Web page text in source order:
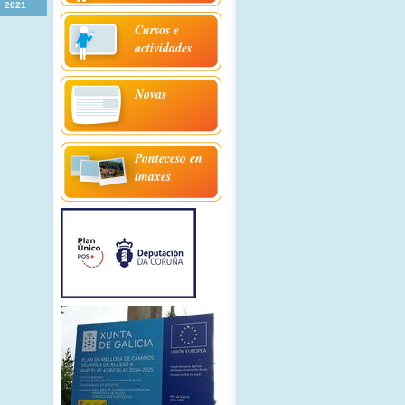
2021
Cursos e
actividades
Novas
Ponteceso en
imaxes